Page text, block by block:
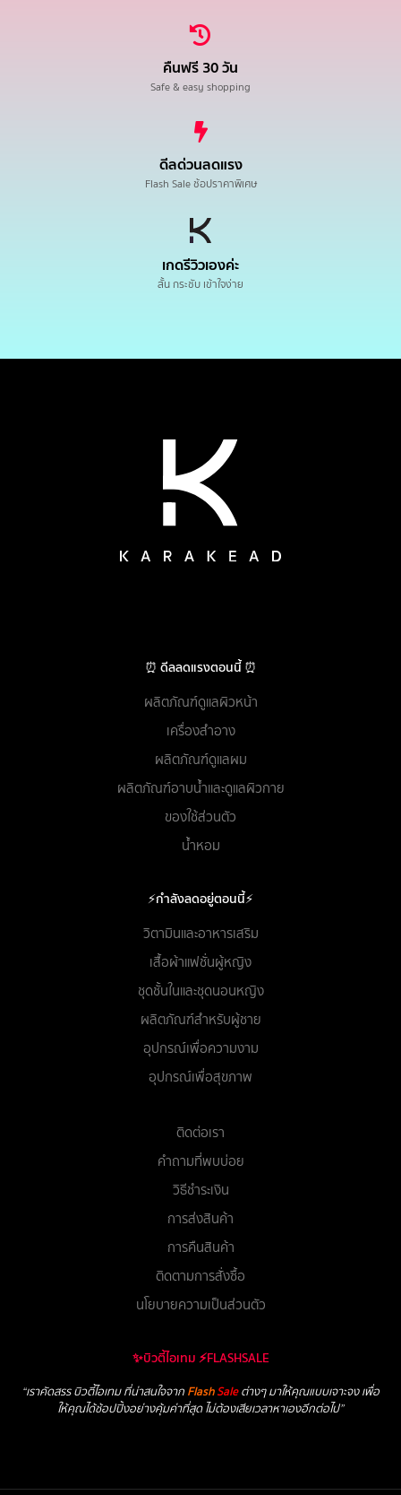
คืนฟรี 30 วัน
Safe & easy shopping
ดีลด่วนลดแรง
Flash Sale ช้อปราคาพิเศษ
เกดรีวิวเองค่ะ
สั้น กระชับ เข้าใจง่าย
⏰ ดีลลดแรงตอนนี้ ⏰
ผลิตภัณฑ์ดูแลผิวหน้า
เครื่องสำอาง
ผลิตภัณฑ์ดูแลผม
ผลิตภัณฑ์อาบน้ำและดูแลผิวกาย
ของใช้ส่วนตัว
น้ำหอม
⚡กำลังลดอยู่ตอนนี้⚡
วิตามินและอาหารเสริม
เสื้อผ้าแฟชั่นผู้หญิง
ชุดชั้นในและชุดนอนหญิง
ผลิตภัณฑ์สำหรับผู้ชาย
อุปกรณ์เพื่อความงาม
อุปกรณ์เพื่อสุขภาพ
ติดต่อเรา
คำถามที่พบบ่อย
วิธีชำระเงิน
การส่งสินค้า
การคืนสินค้า
ติดตามการสั่งซื้อ
นโยบายความเป็นส่วนตัว
✨บิวตี้ไอเทม ⚡FLASHSALE
“เราคัดสรร บิวตี้ไอเทม ที่น่าสนใจจาก FlashSaleต่างๆ มาให้คุณแบบเจาะจง เพื่อ
ให้คุณได้ช้อปปิ้งอย่างคุ้มค่าที่สุด ไม่ต้องเสียเวลาหาเองอีกต่อไป”